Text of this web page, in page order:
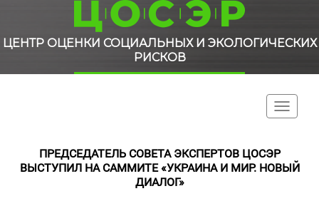
ЦЕНТР ОЦЕНКИ СОЦИАЛЬНЫХ И ЭКОЛОГИЧЕСКИХ
РИСКОВ
Toggle
ПРЕДСЕДАТЕЛЬ СОВЕТА ЭКСПЕРТОВ ЦОСЭР
ВЫСТУПИЛ НА САММИТЕ «УКРАИНА И МИР. НОВЫЙ
ДИАЛОГ»